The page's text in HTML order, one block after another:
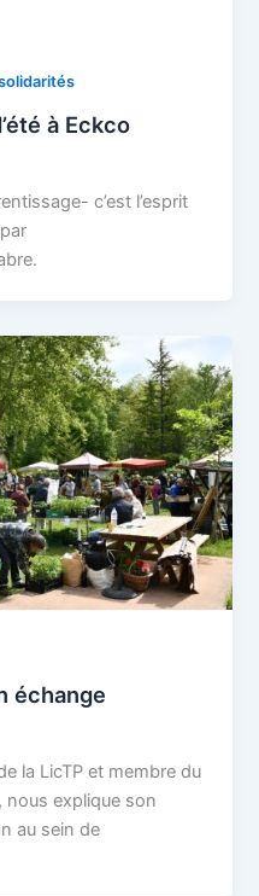
à Eckco
c’est l’esprit
échange
la LicTP et membre du
nous explique son
au sein de